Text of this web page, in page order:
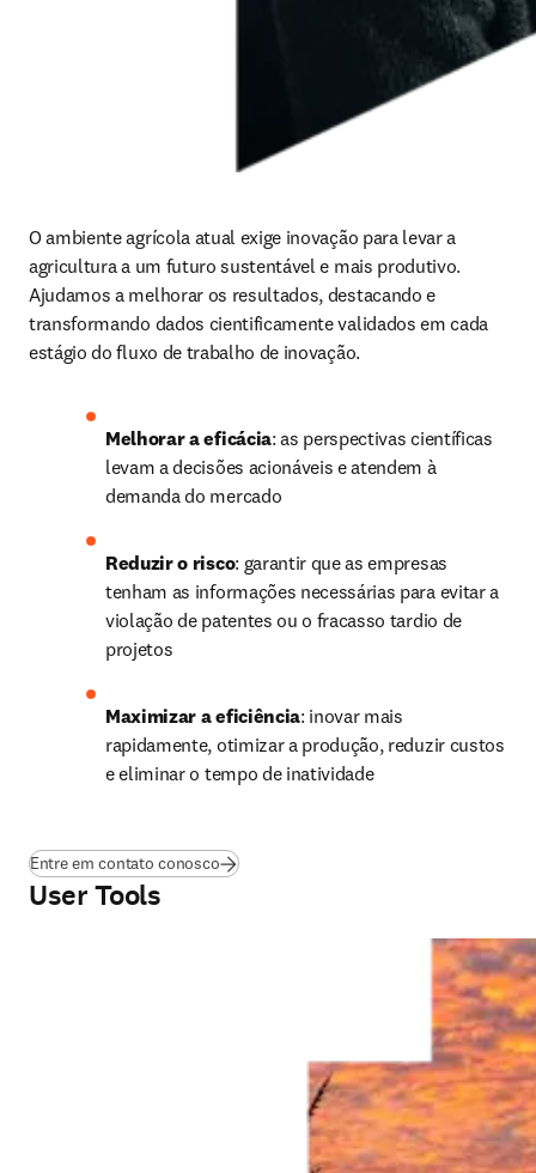
O ambiente agrícola atual exige inovação para levar a
agricultura a um futuro sustentável e mais produtivo.
Ajudamos a melhorar os resultados, destacando e
transformando dados cientificamente validados em cada
estágio do fluxo de trabalho de inovação.
Melhorar a eficácia: as perspectivas científicas
levam a decisões acionáveis e atendem à
demanda do mercado
Reduzir o risco: garantir que as empresas
tenham as informações necessárias para evitar a
violação de patentes ou o fracasso tardio de
projetos
Maximizar a eficiência: inovar mais
rapidamente, otimizar a produção, reduzir custos
e eliminar o tempo de inatividade
Entre em contato conosco
User Tools